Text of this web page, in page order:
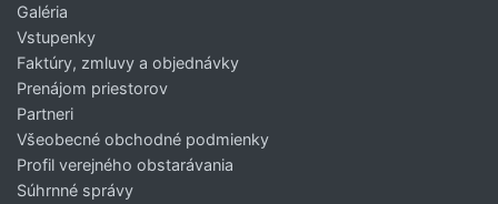
Galéria
Vstupenky
Faktúry, zmluvy a objednávky
Prenájom priestorov
Partneri
Všeobecné obchodné podmienky
Profil verejného obstarávania
Súhrnné správy